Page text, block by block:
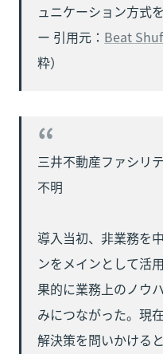
ュニケーション方式
ー 引用元： Beat
粋）
三井不動産ファシリ
不明
導入当初、非業務を
ンをメインとして活
果的に業務上のノウ
みにつながった。現
解決策を問いかける